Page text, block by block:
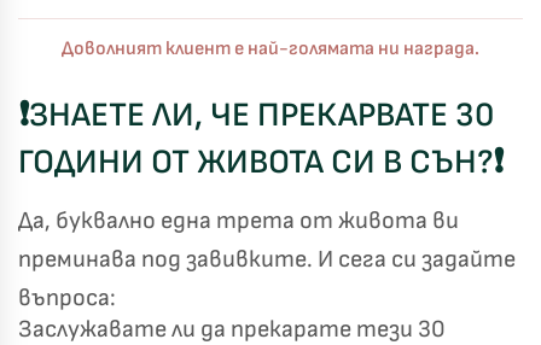
Доволният клиент е най-голямата ни награда.
❗ЗНАЕТЕ ЛИ, ЧЕ ПРЕКАРВАТЕ 30
ГОДИНИ ОТ ЖИВОТА СИ В СЪН?❗
Да, буквално една трета от живота ви
преминава под завивките. И сега си задайте
въпроса:
Заслужавате ли да прекарате тези 30